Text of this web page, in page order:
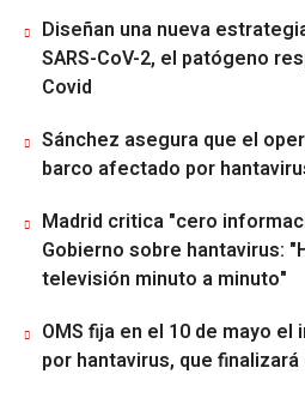
Diseñan una nueva
SARS-CoV-2, el patógeno
Covid
Sánchez asegura que el
barco afectado por
Madrid critica "cero
Gobierno sobre hantavirus:
televisión minuto a minuto"
OMS fija en el 10 de mayo
por hantavirus, que